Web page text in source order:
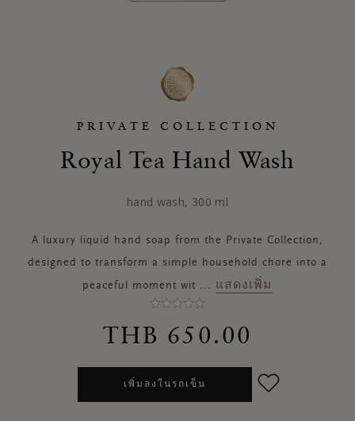
PRIVATE COLLECTION
Royal Tea Hand Wash
hand wash, 300 ml
A luxury liquid hand soap from the Private Collection,
designed to transform a simple household chore into a
peaceful moment wit ... แสดงเพิ่ม
THB 650.00
เพิ่มลงในรถเข็น